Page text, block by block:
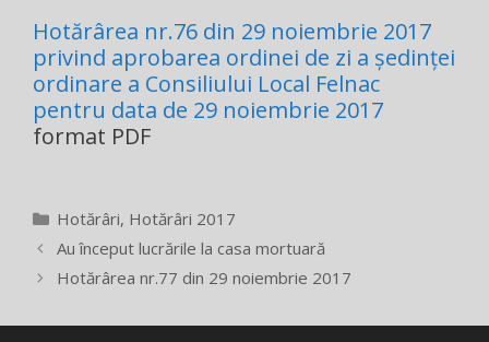
Hotărârea nr.76 din 29 noiembrie 2017
privind aprobarea ordinei de zi a ședinței
ordinare a Consiliului Local Felnac
pentru data de 29 noiembrie 2017
format PDF
Categorii
Hotărâri, Hotărâri 2017
Au început lucrările la casa mortuară
Hotărârea nr.77 din 29 noiembrie 2017